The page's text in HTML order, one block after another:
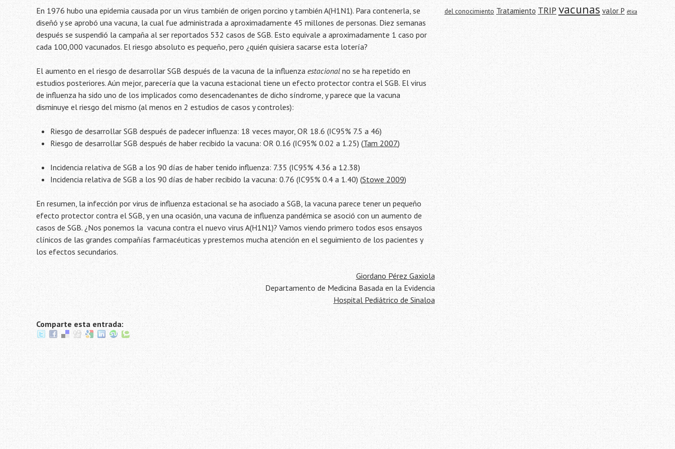
En 1976 hubo una epidemia causada por un virus también de origen porcino y también A(H1N1). Para contenerla, se
diseñó y se aprobó una vacuna, la cual fue administrada a aproximadamente 45 millones de personas. Diez semanas
después se suspendió la campaña al ser reportados 532 casos de SGB. Esto equivale a aproximadamente 1 caso por
cada 100,000 vacunados. El riesgo absoluto es pequeño, pero ¿quién quisiera sacarse esta lotería?
El aumento en el riesgo de desarrollar SGB después de la vacuna de la influenza estacional no se ha repetido en
estudios posteriores. Aún mejor, parecería que la vacuna estacional tiene un efecto protector contra el SGB. El virus
de influenza ha sido uno de los implicados como desencadenantes de dicho síndrome, y parece que la vacuna
disminuye el riesgo del mismo (al menos en 2 estudios de casos y controles):
Riesgo de desarrollar SGB después de padecer influenza: 18 veces mayor, OR 18.6 (IC95% 7.5 a 46)
Riesgo de desarrollar SGB después de haber recibido la vacuna: OR 0.16 (IC95% 0.02 a 1.25) (Tam 2007)
Incidencia relativa de SGB a los 90 días de haber tenido influenza: 7.35 (IC95% 4.36 a 12.38)
Incidencia relativa de SGB a los 90 días de haber recibido la vacuna: 0.76 (IC95% 0.4 a 1.40) (Stowe 2009)
En resumen, la infección por virus de influenza estacional se ha asociado a SGB, la vacuna parece tener un pequeño
efecto protector contra el SGB, y en una ocasión, una vacuna de influenza pandémica se asoció con un aumento de
casos de SGB. ¿Nos ponemos la vacuna contra el nuevo virus A(H1N1)? Vamos viendo primero todos esos ensayos
clínicos de las grandes compañías farmacéuticas y prestemos mucha atención en el seguimiento de los pacientes y
los efectos secundarios.
Giordano Pérez Gaxiola
Departamento de Medicina Basada en la Evidencia
Hospital Pediátrico de Sinaloa
Comparte esta entrada:
del conocimiento Tratamiento TRIPvacunas valor P ética